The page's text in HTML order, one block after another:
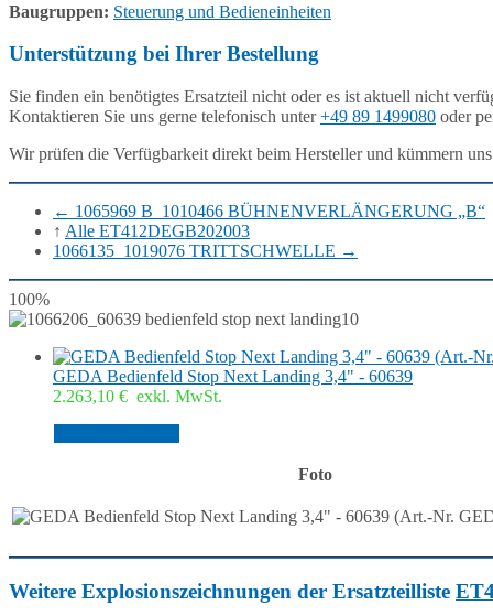
Baugruppen: Steuerung und Bedieneinheiten
Unterstützung bei Ihrer Bestellung
Sie finden ein benötigtes Ersatzteil nicht oder es ist aktuell nicht
Kontaktieren Sie uns gerne telefonisch unter+49 89 1499080 oder
Wir prüfen die Verfügbarkeit direkt beim Hersteller und kümmern
← 1065969 B_1010466 BÜHNENVERLÄNGERUNG „B“
↑ Alle ET412DEGB202003
1066135_1019076 TRITTSCHWELLE →
100%
10
GEDA Bedienfeld Stop Next Landing 3,4" - 60639
2.263,10 € exkl. MwSt.
Foto
Weitere Explosionszeichnungen der Ersatzteilliste